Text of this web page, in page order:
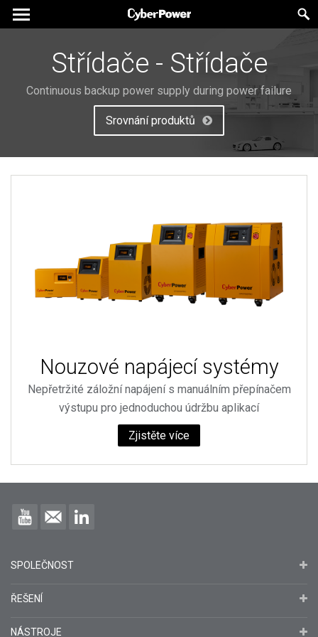
Střídače - Střídače
Continuous backup power supply during power failure
Srovnání produktů
Nouzové napájecí systémy
Nepřetržité záložní napájení s manuálním přepínačem
výstupu pro jednoduchou údržbu aplikací
Zjistěte více
SPOLEČNOST
ŘEŠENÍ
NÁSTROJE